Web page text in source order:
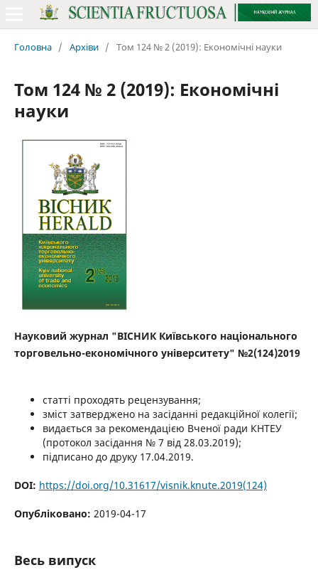
Головна / Архіви / Том 124 № 2 (2019): Економічні науки
Том 124 № 2 (2019): Економічні
науки
Науковий журнал "ВІСНИК Київського національного
торговельно-економічного університету" №2(124)2019
статті проходять рецензування;
зміст затверджено на засіданні редакційної колегії;
видається за рекомендацією Вченої ради КНТЕУ
(протокол засідання № 7 від 28.03.2019);
підписано до друку 17.04.2019.
DOI: https://doi.org/10.31617/visnik.knute.2019(124)
Опубліковано: 2019-04-17
Весь випуск